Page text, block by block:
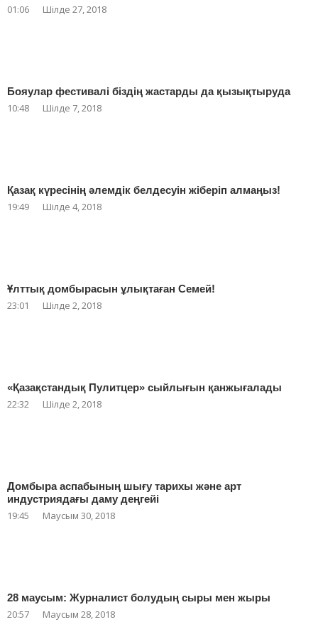
01:06 Шілде 27, 2018
Бояулар фестивалі біздің жастарды да қызықтыруда
10:48 Шілде 7, 2018
Қазақ күресінің әлемдік белдесуін жіберіп алмаңыз!
19:49 Шілде 4, 2018
Ұлттық домбырасын ұлықтаған Семей!
23:01 Шілде 2, 2018
«Қазақстандық Пулитцер» сыйлығын қанжығалады
22:32 Шілде 2, 2018
Домбыра аспабының шығу тарихы және арт
индустриядағы даму деңгейі
19:45 Маусым 30, 2018
28 маусым: Журналист болудың сыры мен жыры
20:57 Маусым 28, 2018